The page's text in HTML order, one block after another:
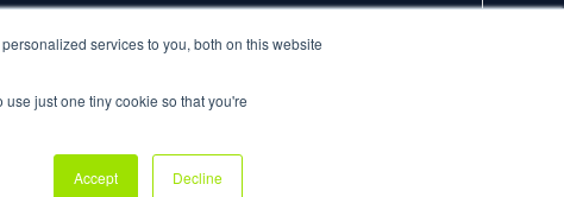
services to you, both on this website
just one tiny cookie so that you're
Accept Decline